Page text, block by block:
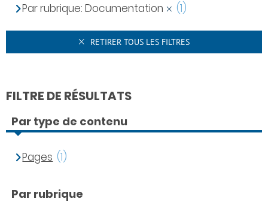
Par rubrique: Documentation
(1)
RETIRER TOUS LES FILTRES
FILTRE DE RÉSULTATS
Par type de contenu
Pages (1)
Par rubrique